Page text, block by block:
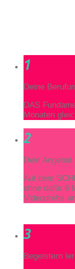
1
Deine
DAS
Monaten
2
Dein
Auf dem
ohne dafür 6
Videodrehs
3
Begeistern